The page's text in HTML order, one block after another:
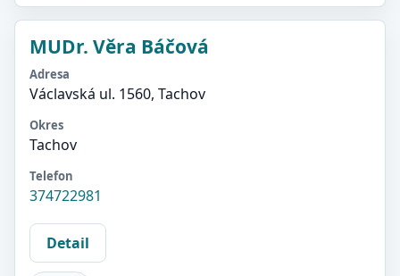
MUDr. Věra Báčová
Adresa
Václavská ul. 1560, Tachov
Okres
Tachov
Telefon
374722981
Detail